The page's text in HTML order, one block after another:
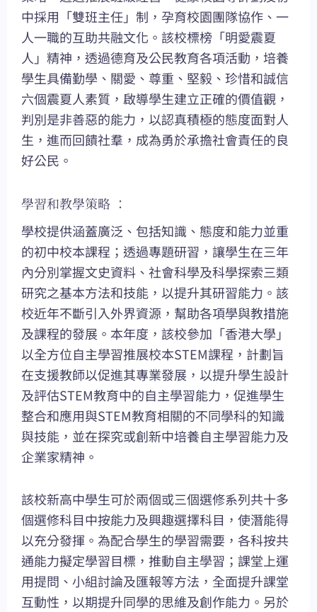
中採用「雙班主任」制，孕育校園團隊協作、一
人一職的互助共融文化。該校標榜「明愛震夏
人」精神，透過德育及公民教育各項活動，培養
學生具備勤學、關愛、尊重、堅毅、珍惜和誠信
六個震夏人素質，啟導學生建立正確的價值觀，
判別是非善惡的能力，以認真積極的態度面對人
生，進而回饋社羣，成為勇於承擔社會責任的良
好公民。
學習和教學策略 ：
學校提供涵蓋廣泛、包括知識、態度和能力並重
的初中校本課程；透過專題研習，讓學生在三年
內分別掌握文史資料、社會科學及科學探索三類
研究之基本方法和技能，以提升其研習能力。該
校近年不斷引入外界資源，幫助各項學與教措施
及課程的發展。本年度，該校參加「香港大學」
以全方位自主學習推展校本STEM課程，計劃旨
在支援教師以促進其專業發展，以提升學生設計
及評估STEM教育中的自主學習能力，促進學生
整合和應用與STEM教育相關的不同學科的知識
與技能，並在探究或創新中培養自主學習能力及
企業家精神。
該校新高中學生可於兩個或三個選修系列共十多
個選修科目中按能力及興趣選擇科目，使潛能得
以充分發揮。為配合學生的學習需要，各科按共
通能力擬定學習目標，推動自主學習；課堂上運
用提問、小組討論及匯報等方法，全面提升課堂
互動性，以期提升同學的思維及創作能力。另於